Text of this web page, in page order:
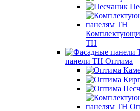
ТН
панели ТН Оптима